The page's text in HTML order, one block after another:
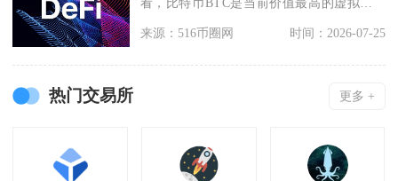
看，比特币BTC是当前价值最高的虚拟货
币，区分单价与总市
来源：516币圈网 时间：2026-07-25
热门交易所 更多 +